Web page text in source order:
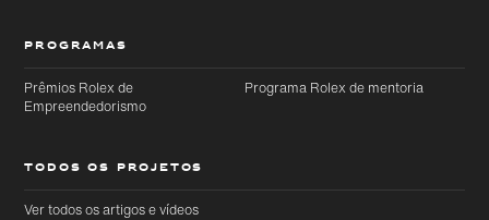
PROGRAMAS
Prêmios Rolex de
Empreendedorismo
Programa Rolex de mentoria
TODOS OS PROJETOS
Ver todos os artigos e vídeos